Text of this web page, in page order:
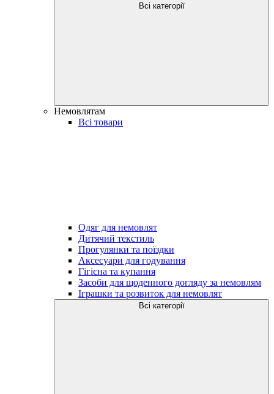
Всі категорії
Немовлятам
Всі товари
Одяг для немовлят
Дитячий текстиль
Прогулянки та поїздки
Аксесуари для годування
Гігієна та купання
Засоби для щоденного догляду за немовлям
Іграшки та розвиток для немовлят
Всі категорії